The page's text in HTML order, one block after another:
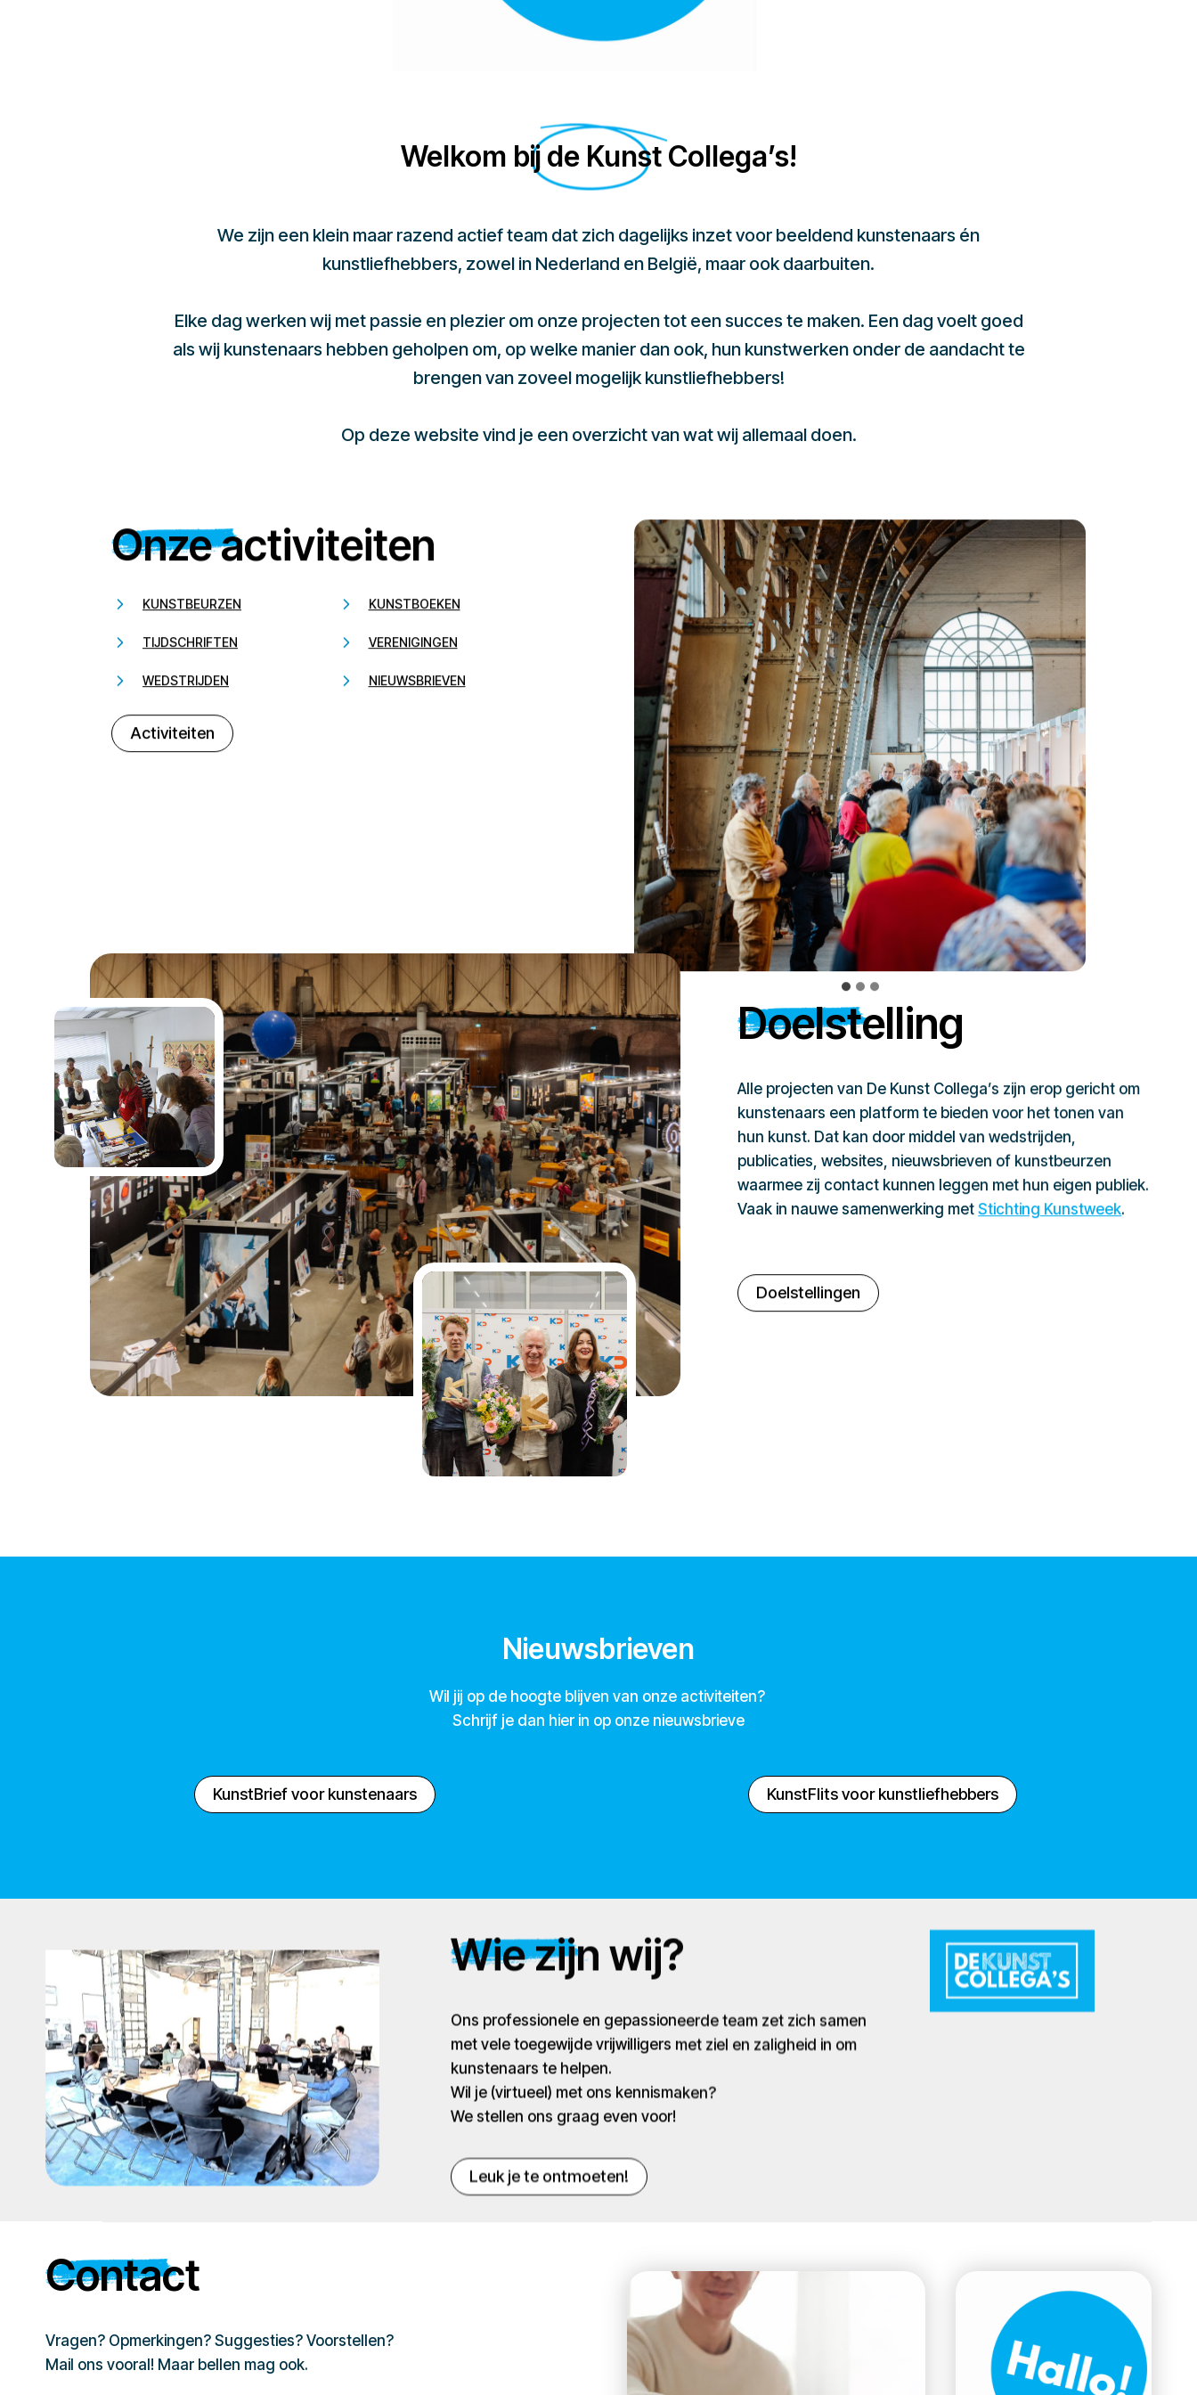
Welkom bij de Kunst Collega’s!
We zijn een klein maar razend actief team dat zich dagelijks inzet voor beeldend kunstenaars én
kunstliefhebbers, zowel in Nederland en België, maar ook daarbuiten.
Elke dag werken wij met passie en plezier om onze projecten tot een succes te maken. Een dag voelt goed
als wij kunstenaars hebben geholpen om, op welke manier dan ook, hun kunstwerken onder de aandacht te
brengen van zoveel mogelijk kunstliefhebbers!
Op deze website vind je een overzicht van wat wij allemaal doen.
Onze activiteiten
KUNSTBEURZEN KUNSTBOEKEN
TIJDSCHRIFTEN VERENIGINGEN
WEDSTRIJDEN NIEUWSBRIEVEN
Activiteiten
Doelstelling
Alle projecten van De Kunst Collega’s zijn erop gericht om
kunstenaars een platform te bieden voor het tonen van
hun kunst. Dat kan door middel van wedstrijden,
publicaties, websites, nieuwsbrieven of kunstbeurzen
waarmee zij contact kunnen leggen met hun eigen publiek.
Vaak in nauwe samenwerking metStichting Kunstweek.
Doelstellingen
Nieuwsbrieven
Wil jij op de hoogte blijven van onze activiteiten?
Schrijf je dan hier in op onze nieuwsbrieve
KunstBrief voor kunstenaars KunstFlits voor kunstliefhebbers
Wie zijn wij?
Ons professionele en gepassioneerde team zet zich samen
met vele toegewijde vrijwilligers met ziel en zaligheid in om
kunstenaars te helpen.
Wil je (virtueel) met ons kennismaken?
We stellen ons graag even voor!
Leuk je te ontmoeten!
Contact
Vragen? Opmerkingen? Suggesties? Voorstellen?
Mail ons vooral! Maar bellen mag ook.